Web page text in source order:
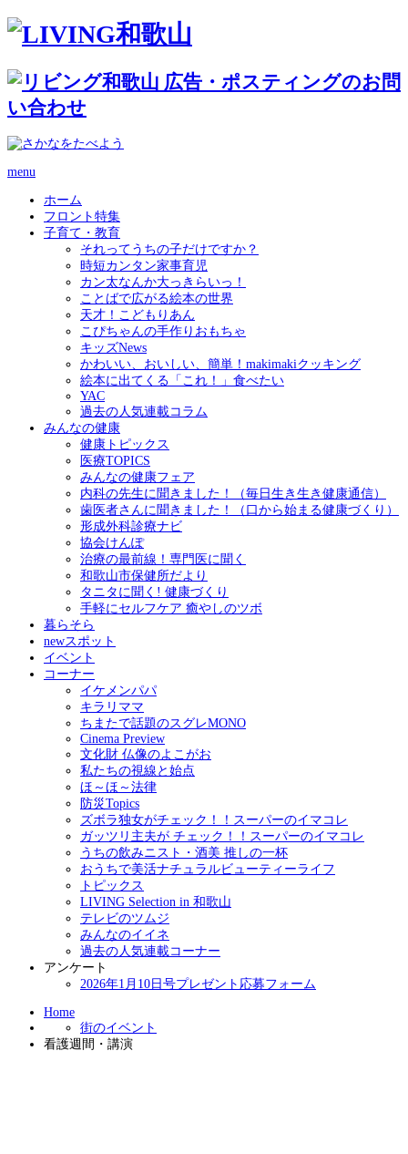
menu
ホーム
フロント特集
子育て・教育
それってうちの子だけですか？
時短カンタン家事育児
カン太なんか大っきらいっ！
ことばで広がる絵本の世界
天才！こどもりあん
こぴちゃんの手作りおもちゃ
キッズNews
かわいい、おいしい、簡単！makimakiクッキング
絵本に出てくる「これ！」食べたい
YAC
過去の人気連載コラム
みんなの健康
健康トピックス
医療TOPICS
みんなの健康フェア
内科の先生に聞きました！（毎日生き生き健康通信）
歯医者さんに聞きました！（口から始まる健康づくり）
形成外科診療ナビ
協会けんぽ
治療の最前線！専門医に聞く
和歌山市保健所だより
タニタに聞く! 健康づくり
手軽にセルフケア 癒やしのツボ
暮らそら
newスポット
イベント
コーナー
イケメンパパ
キラリママ
ちまたで話題のスグレMONO
Cinema Preview
文化財 仏像のよこがお
私たちの視線と始点
ほ～ほ～法律
防災Topics
ズボラ独女がチェック！！スーパーのイマコレ
ガッツリ主夫が チェック！！スーパーのイマコレ
うちの飲みニスト・酒美 推しの一杯
おうちで美活ナチュラルビューティーライフ
トピックス
LIVING Selection in 和歌山
テレビのツムジ
みんなのイイネ
過去の人気連載コーナー
アンケート
2026年1月10日号プレゼント応募フォーム
Home
街のイベント
看護週間・講演